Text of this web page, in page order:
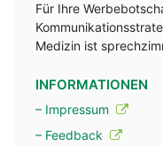
Für Ihre
Medizin ist
INFORMATIONEN
– Impressum
– Feedback